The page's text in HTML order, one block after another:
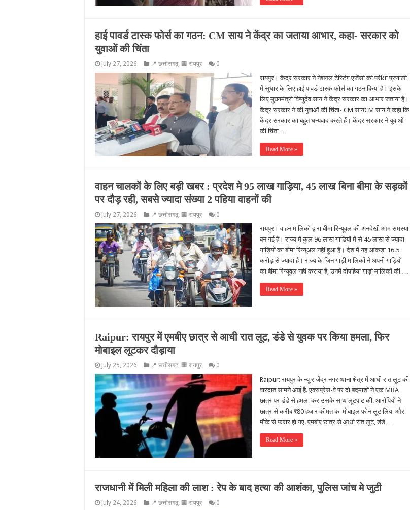
हाई पावर्ड टास्क फोर्स का गठन: CM साय ने केंद्र का जताया आभार, कहा- सरकार को
युवाओं की चिंता
July 27, 2026 📍 छत्तीसगढ़, 🏢 रायपुर 0
रायपुर। केंद्र सरकार ने नेशनल टेस्टिंग एजेंसी की परीक्षा प्रणाली
में सुधार के लिए हाई पावर्ड टास्क फोर्स का गठन किया है। इसके
लिए मुख्यमंत्री विष्णुदेव साय ने केंद्र सरकार का आभार जताया है।
केंद्र सरकार ने की युवाओं की चिंता- CM सायCM साय ने कहा कि
केंद्र सरकार का बहुत धन्यवाद करते हैं। केंद्र सरकार ने युवाओं
की चिंता …
Read More »
वाहन चालकों के लिए बड़ी खबर : प्रदेश मे 95 लाख गाड़िया, 45 लाख बिना बीमा के सड़कों
पर दौड़ रही, सबसे ज्यादा संख्या 2 पहिया वाहनों की
July 27, 2026 📍 छत्तीसगढ़, 🏢 रायपुर 0
रायपुर। वाहन मालिकों द्वारा बीमा रिन्यूवल की अनदेखी आम समस्या
बन गई है। राज्य में कुल 96 लाख गाडियों में से 45 लाख से ज्यादा
गाड़ियों का बीमा रिन्यूअल नहीं हुआ है। देश में यह आंकड़ा 16.5
करोड़ से ज्यादा है। राज्य के जिन गाड़ी मालिकों ने अपनी गाड़ियों
का बीमा रिन्यूवल नहीं कराया है, उनमें दोपहिया गाड़ी मालिकों की …
Read More »
Raipur: रायपुर में एमबीए छात्र से आधी रात लूट, डंडे से युवक पर किया हमला, फिर
मोबाइल लूटकर दौड़ाया
July 25, 2026 📍 छत्तीसगढ़, 🏢 रायपुर 0
Raipur: रायपुर के न्यू राजेंद्र नगर थाना क्षेत्र में आधी रात लूट की
वारदात सामने आई है. एक्सप्रेस-वे पर दो बदमाशों ने एक MBA
छात्र पर डंडे से हमला कर उसके साथ लूटपाट की. आरोपियों ने
छात्र से करीब ₹80 हजार कीमत का मोबाइल फोन लूट लिया और
मौके से फरार हो गए. एमबीए छात्र से आधी रात लूट, डंडे …
Read More »
राजधानी में मिली महिला की लाश : रेप के बाद हत्या की आशंका, पुलिस जांच मे जुटी
July 24, 2026 📍 छत्तीसगढ़, 🏢 रायपुर 0